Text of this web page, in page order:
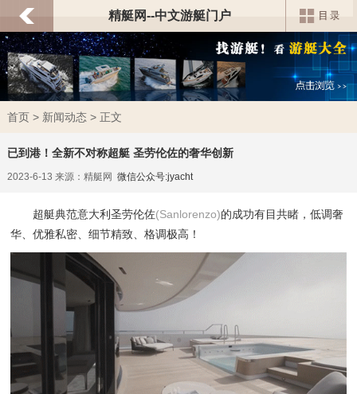
精艇网--中文游艇门户
首页> 新闻动态> 正文
已到港！全新不对称超艇 圣劳伦佐的奢华创新
2023-6-13 来源：精艇网 微信公众号:jyacht
超艇典范意大利圣劳伦佐(Sanlorenzo)的成功有目共睹，低调奢
华、优雅私密、细节精致、格调极高！